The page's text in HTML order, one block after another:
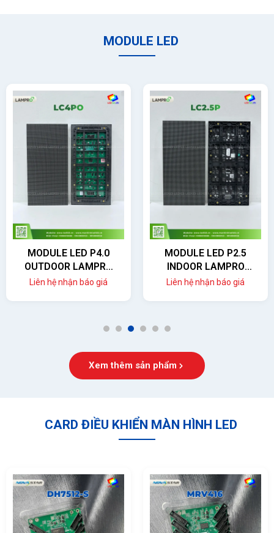
MODULE LED
MODULE LED P4.0
OUTDOOR LAMPRO
(LC4.0PO)
Liên hệ nhận báo giá
MODULE LED P2.5
INDOOR LAMPRO
(LC2.5P)
Liên hệ nhận báo giá
1 2 3 4 5 6
Xem thêm sản phẩm
CARD ĐIỀU KHIỂN MÀN HÌNH LED